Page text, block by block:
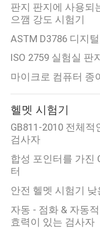
판지 판지에 사용되
으깸 강도 시험기
ASTM D3786 디지
ISO 2759 실험실 판
마이크로 컴퓨터 종
헬멧 시험기
GB811-2010 전체
검사자
합성 포인터를 가진
터
안전 헬멧 시험기
자동 - 점화 & 자동
효력이 있는 검사자